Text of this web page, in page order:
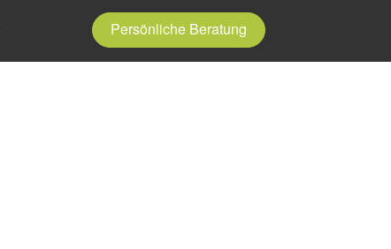
Persönliche Beratung